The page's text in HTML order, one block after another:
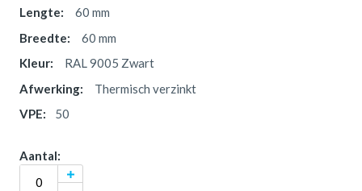
60 mm
60 mm
RAL 9005 Zwart
Thermisch verzinkt
50